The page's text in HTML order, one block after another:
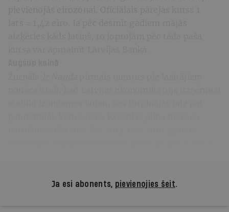
Ja esi abonents, pievienojies šeit.